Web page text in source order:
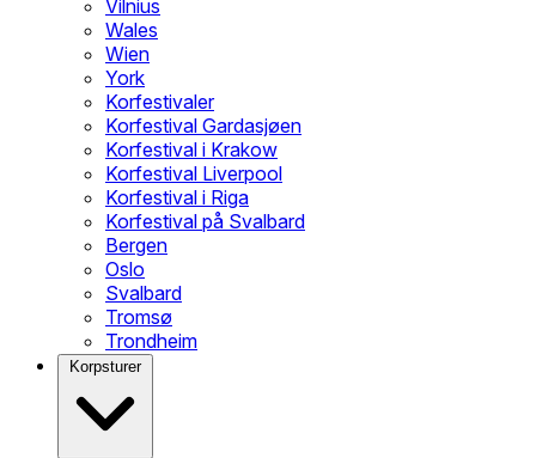
Vilnius
Wales
Wien
York
Korfestivaler
Korfestival Gardasjøen
Korfestival i Krakow
Korfestival Liverpool
Korfestival i Riga
Korfestival på Svalbard
Bergen
Oslo
Svalbard
Tromsø
Trondheim
Korpsturer